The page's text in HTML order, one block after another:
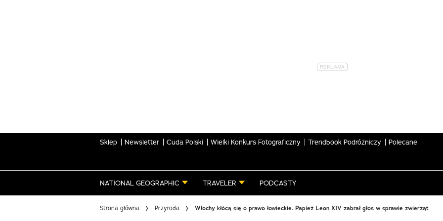
Sklep Newsletter Cuda Polski Wielki Konkurs Fotograficzny Trendbook Podróżniczy Polecane
NATIONAL GEOGRAPHIC TRAVELER PODCASTY
Strona główna Przyroda Włochy kłócą się o prawo łowieckie. Papież Leon XIV zabrał głos w sprawie zwierząt